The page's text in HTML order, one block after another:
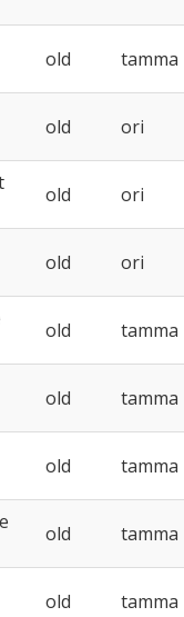
old tamma
old ori
old ori
old ori
old tamma
old tamma
old tamma
old tamma
old tamma